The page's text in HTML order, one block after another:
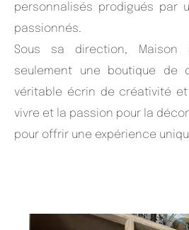
personnalisés prodigués par
passionnés.
Sous sa direction, Maison
seulement une boutique de
véritable écrin de créativité
vivre et la passion pour la
pour offrir une expérience